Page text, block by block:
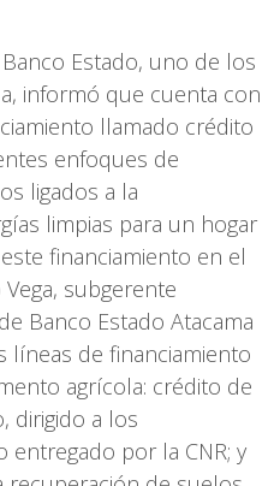
Estado, uno de los
informó que cuenta con
llamado crédito
enfoques de
ligados a la
limpias para un hogar
financiamiento en el
subgerente
Banco Estado Atacama
líneas de financiamiento
agrícola: crédito de
dirigido a los
entregado por la CNR; y